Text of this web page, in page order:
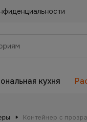
кухня
Контейнер с